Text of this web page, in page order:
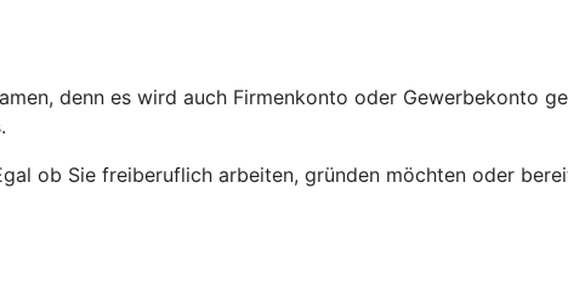
denn es wird auch Firmenkonto oder Gewerbekonto
ob Sie freiberuflich arbeiten, gründen möchten oder